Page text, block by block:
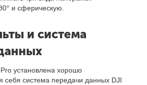
и сферическую.
и система
установлена хорошо
себя система передачи данных DJI